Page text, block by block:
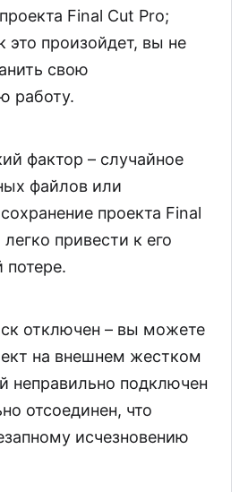
Final Cut Pro;
это произойдет, вы не
свою
работу.
фактор – случайное
файлов или
проекта Final
привести к его
потере.
отключен – вы можете
на внешнем жестком
неправильно подключен
отсоединен, что
исчезновению